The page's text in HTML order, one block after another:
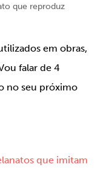
que reproduz
em obras,
falar de 4
no seu próximo
que imitam